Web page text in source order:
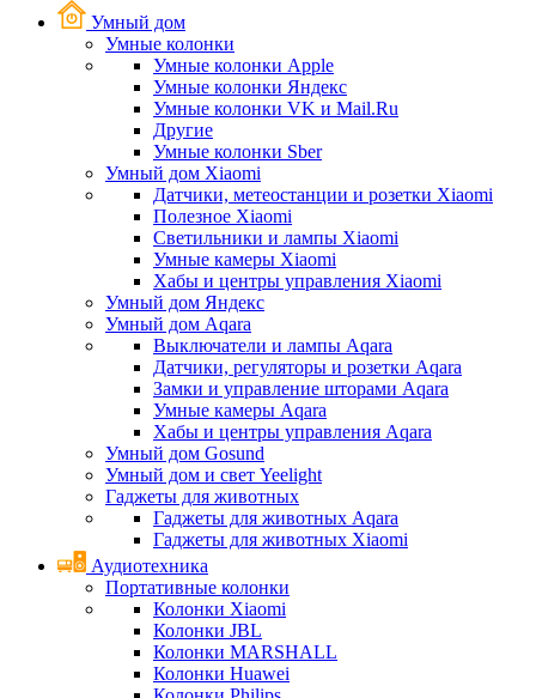
Умный дом
Умные колонки
Умные колонки Apple
Умные колонки Яндекс
Умные колонки VK и Mail.Ru
Другие
Умные колонки Sber
Умный дом Xiaomi
Датчики, метеостанции и розетки Xiaomi
Полезное Xiaomi
Светильники и лампы Xiaomi
Умные камеры Xiaomi
Хабы и центры управления Xiaomi
Умный дом Яндекс
Умный дом Aqara
Выключатели и лампы Aqara
Датчики, регуляторы и розетки Aqara
Замки и управление шторами Aqara
Умные камеры Aqara
Хабы и центры управления Aqara
Умный дом Gosund
Умный дом и свет Yeelight
Гаджеты для животных
Гаджеты для животных Aqara
Гаджеты для животных Xiaomi
Аудиотехника
Портативные колонки
Колонки Xiaomi
Колонки JBL
Колонки MARSHALL
Колонки Huawei